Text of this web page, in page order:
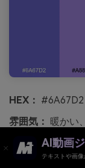
HEX：
雰囲気： 暖かい
最適な用途：ビ
AI動画
テキストや画